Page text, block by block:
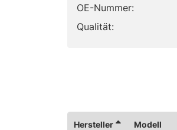
OE-Nummer:
Qualität:
Hersteller Modell